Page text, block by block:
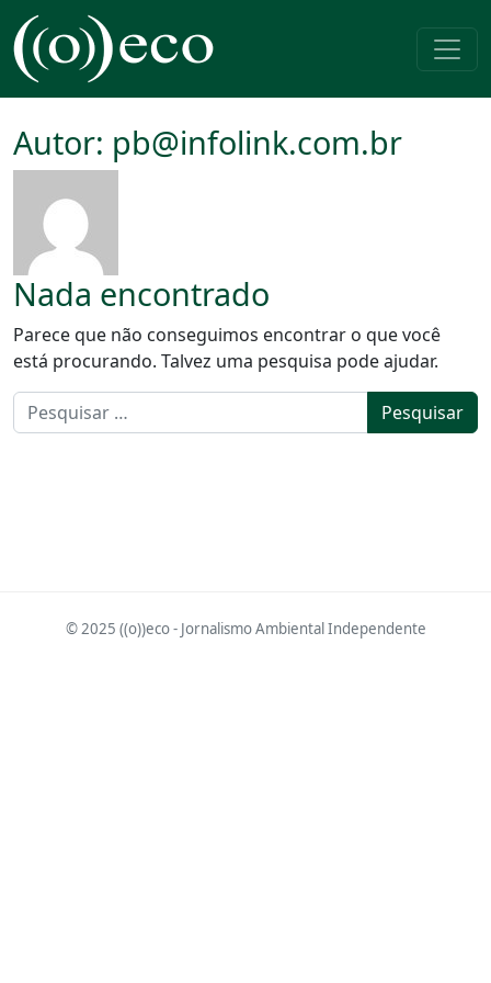
Pular para o conteúdo
Navegação principal
Autor: pb@infolink.com.br
Nada encontrado
Parece que não conseguimos encontrar o que você
está procurando. Talvez uma pesquisa pode ajudar.
Pesquisar por:
© 2025 ((o))eco - Jornalismo Ambiental Independente